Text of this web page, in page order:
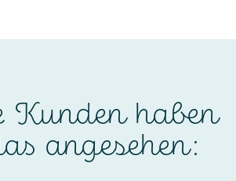
Kunden haben
angesehen: